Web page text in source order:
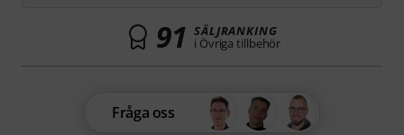
91 SÄLJRANKING
i Övriga tillbehör
Fråga oss